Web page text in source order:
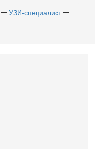
УЗИ-специалист